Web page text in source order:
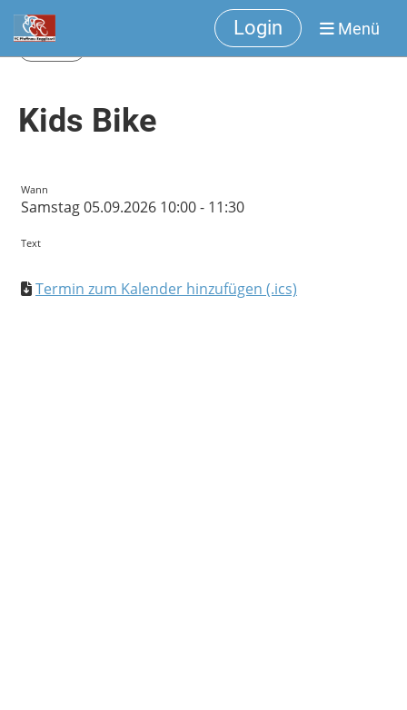
Login Menü
Kids Bike
Wann
Samstag 05.09.2026 10:00 - 11:30
Text
Termin zum Kalender hinzufügen (.ics)